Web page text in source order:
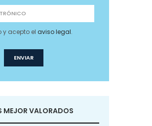
y acepto elaviso legal.
MEJOR VALORADOS